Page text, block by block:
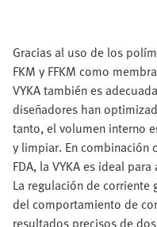
Gracias al uso de los
FKM y FFKM como
VYKA también es
diseñadores han
tanto, el volumen interno
y limpiar. En combinación
FDA, la VYKA es ideal
La regulación de
del comportamiento de
resultados precisos de